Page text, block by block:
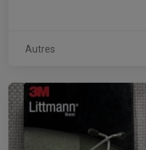
Autres